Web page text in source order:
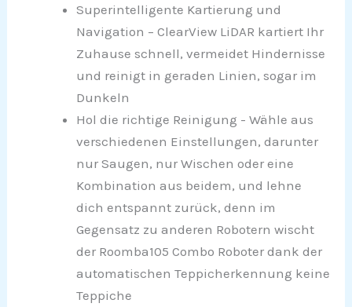
Superintelligente Kartierung und
Navigation – ClearView LiDAR kartiert Ihr
Zuhause schnell, vermeidet Hindernisse
und reinigt in geraden Linien, sogar im
Dunkeln
Hol die richtige Reinigung - Wähle aus
verschiedenen Einstellungen, darunter
nur Saugen, nur Wischen oder eine
Kombination aus beidem, und lehne
dich entspannt zurück, denn im
Gegensatz zu anderen Robotern wischt
der Roomba105 Combo Roboter dank der
automatischen Teppicherkennung keine
Teppiche